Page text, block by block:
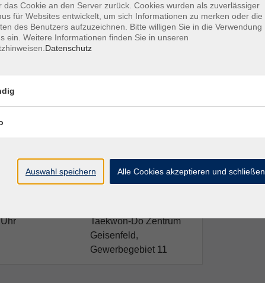
Ort / Raum
Taekwon-Do Zentrum
Gewerbegebiet 11
Taekwon-Do Zentrum
Taekwon-Do Zentrum
Geisenfeld,
Taekwon-Do Zentrum
Geisenfeld,
Gewerbegebiet 11
das Cookie an den Server zurück. Cookies wurden als zuverlässiger
für Websites entwickelt, um sich Informationen zu merken oder die
des Benutzers aufzuzeichnen. Bitte willigen Sie in die Verwendung
ein. Weitere Informationen finden Sie in unseren
Datenschutz
Auswahl speichern Alle Cookies akzeptieren und schließen